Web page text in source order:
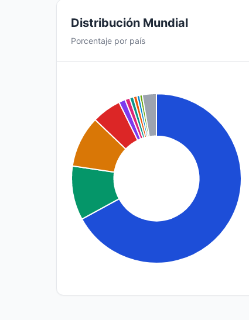
Distribución Mundial
Porcentaje por país